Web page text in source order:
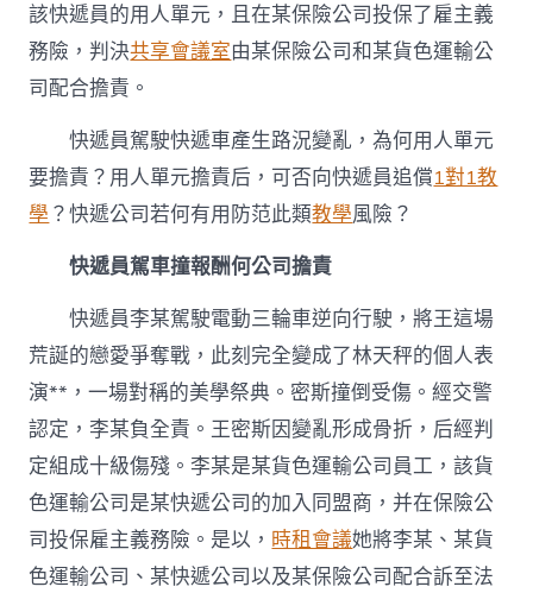
該快遞員的用人單元，且在某保險公司投保了雇主義
務險，判決共享會議室由某保險公司和某貨色運輸公
司配合擔責。
快遞員駕駛快遞車產生路況變亂，為何用人單元
要擔責？用人單元擔責后，可否向快遞員追償1對1教
學 ？快遞公司若何有用防范此類教學風險？
快遞員駕車撞報酬何公司擔責
快遞員李某駕駛電動三輪車逆向行駛，將王這場
荒誕的戀愛爭奪戰，此刻完全變成了林天秤的個人表
演**，一場對稱的美學祭典。密斯撞倒受傷。經交警
認定，李某負全責。王密斯因變亂形成骨折，后經判
定組成十級傷殘。李某是某貨色運輸公司員工，該貨
色運輸公司是某快遞公司的加入同盟商，并在保險公
司投保雇主義務險。是以， 時租會議她將李某、某貨
色運輸公司、某快遞公司以及某保險公司配合訴至法